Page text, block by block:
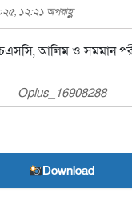
১২:২১ অপরাহ্ণ
Oplus_16908288
Download